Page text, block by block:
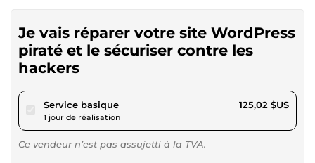
Je vais réparer votre site WordPress
piraté et le sécuriser contre les
hackers
Service basiquepour 115,22 $US
1 jour de réalisation
125,02 $US
Ce vendeur n’est pas assujetti à la TVA.